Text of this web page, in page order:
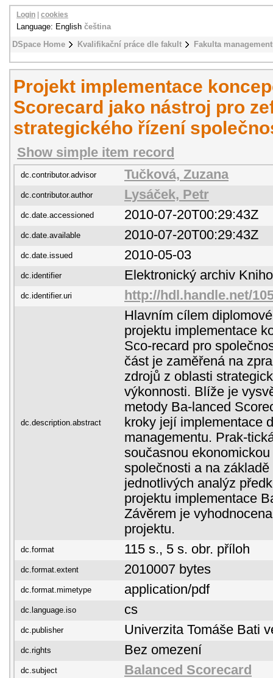
DSpace Home Kvalifikační práce dle fakult Fakulta
Login cookies
Language: English čeština
Projekt implementace
Scorecard jako nástroj pro
strategického řízení
Show simple item record
dc.contributor.advisor Tučková, Zuzana
dc.contributor.author Lysáček, Petr
dc.date.accessioned 2010-07-20T00:29:43Z
dc.date.available 2010-07-20T00:29:43Z
dc.date.issued 2010-05-03
dc.identifier Elektronický archiv
dc.identifier.uri http://hdl.handle.net/
dc.description.abstract
Hlavním cílem
projektu implementace
Sco-recard pro
část je zaměřená na
zdrojů z oblasti
výkonnosti. Blíže je
metody Ba-lanced
kroky její implementace
managementu. Prak-
současnou
společnosti a na
jednotlivých analýz
projektu implementace
Závěrem je
projektu.
dc.format 115 s., 5 s. obr. příloh
dc.format.extent 2010007 bytes
dc.format.mimetype application/pdf
dc.language.iso cs
dc.publisher Univerzita Tomáše Bati
dc.rights Bez omezení
dc.subject Balanced Scorecard